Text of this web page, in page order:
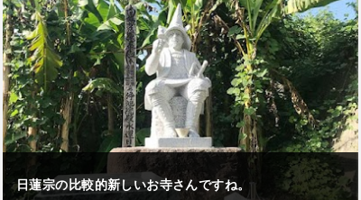
日蓮宗の比較的新しいお寺さんですね。